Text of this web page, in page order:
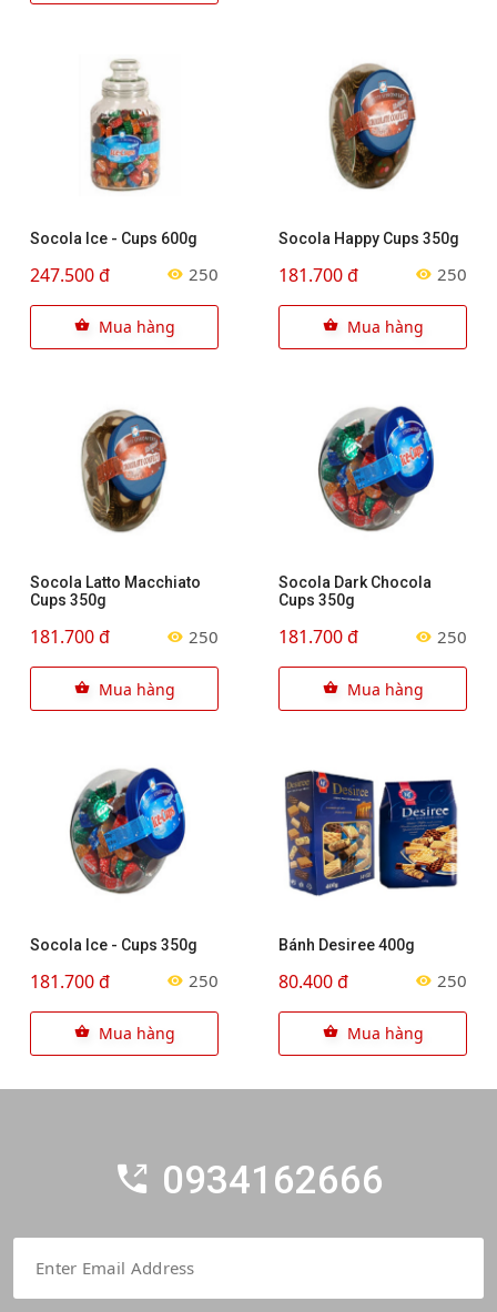
Socola Ice - Cups 600g
247.500 đ 250
Mua hàng
Socola Happy Cups 350g
181.700 đ 250
Mua hàng
Socola Latto Macchiato
Cups 350g
181.700 đ 250
Mua hàng
Socola Dark Chocola
Cups 350g
181.700 đ 250
Mua hàng
Socola Ice - Cups 350g
181.700 đ 250
Mua hàng
Bánh Desiree 400g
80.400 đ 250
Mua hàng
0934162666